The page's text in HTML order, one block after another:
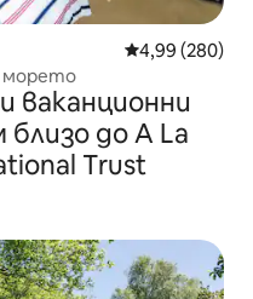
Средна
4,99 (280)
морето
ваканционни
до A La
Trust